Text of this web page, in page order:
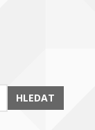
HLEDAT